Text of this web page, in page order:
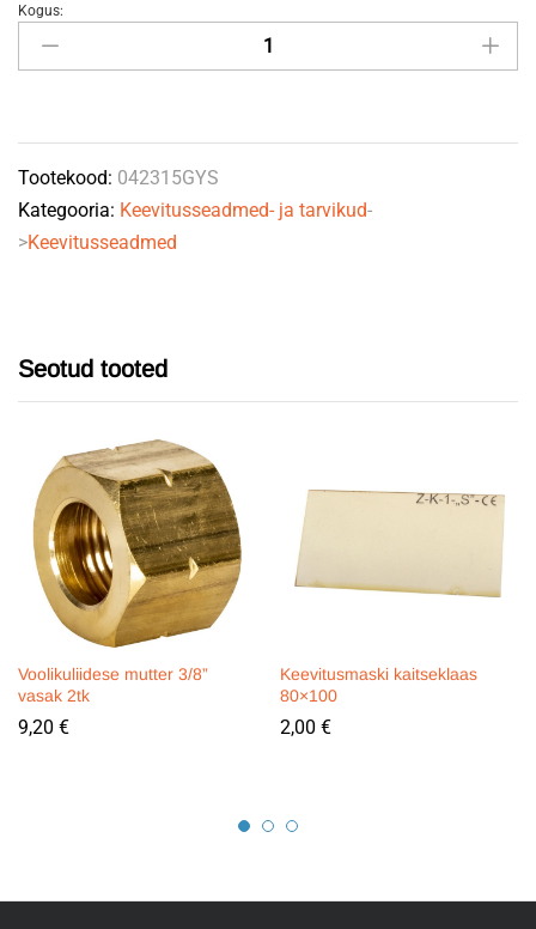
Gaasidüüsid
500A
GYS
quantity
Kogus:
Tootekood: 042315GYS
Kategooria: Keevitusseadmed- ja tarvikud-
>Keevitusseadmed
Seotud tooted
Voolikuliidese mutter 3/8”
vasak 2tk
9,20 €
Keevitusmaski kaitseklaas
80×100
2,00 €